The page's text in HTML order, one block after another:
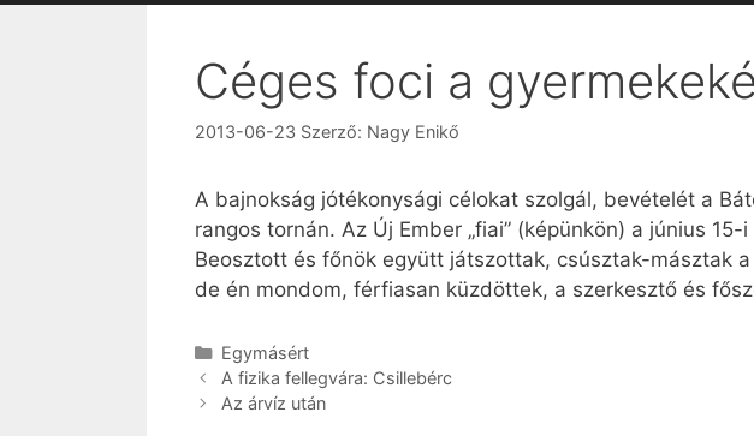
Céges foci a
2013-06-23 Szerző: Nagy Enikő
A bajnokság jótékonysági célokat szolgál, bevételét a
rangos tornán. Az Új Ember „fiai” (képünkön) a június
Beosztott és főnök együtt játszottak, csúsztak-másztak
de én mondom, férfiasan küzdöttek, a szerkesztő és
Kategória
Egymásért
A fizika fellegvára: Csillebérc
Az árvíz után